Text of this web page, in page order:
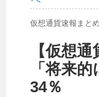
仮想通貨速報まと
【仮想
「将来
34％